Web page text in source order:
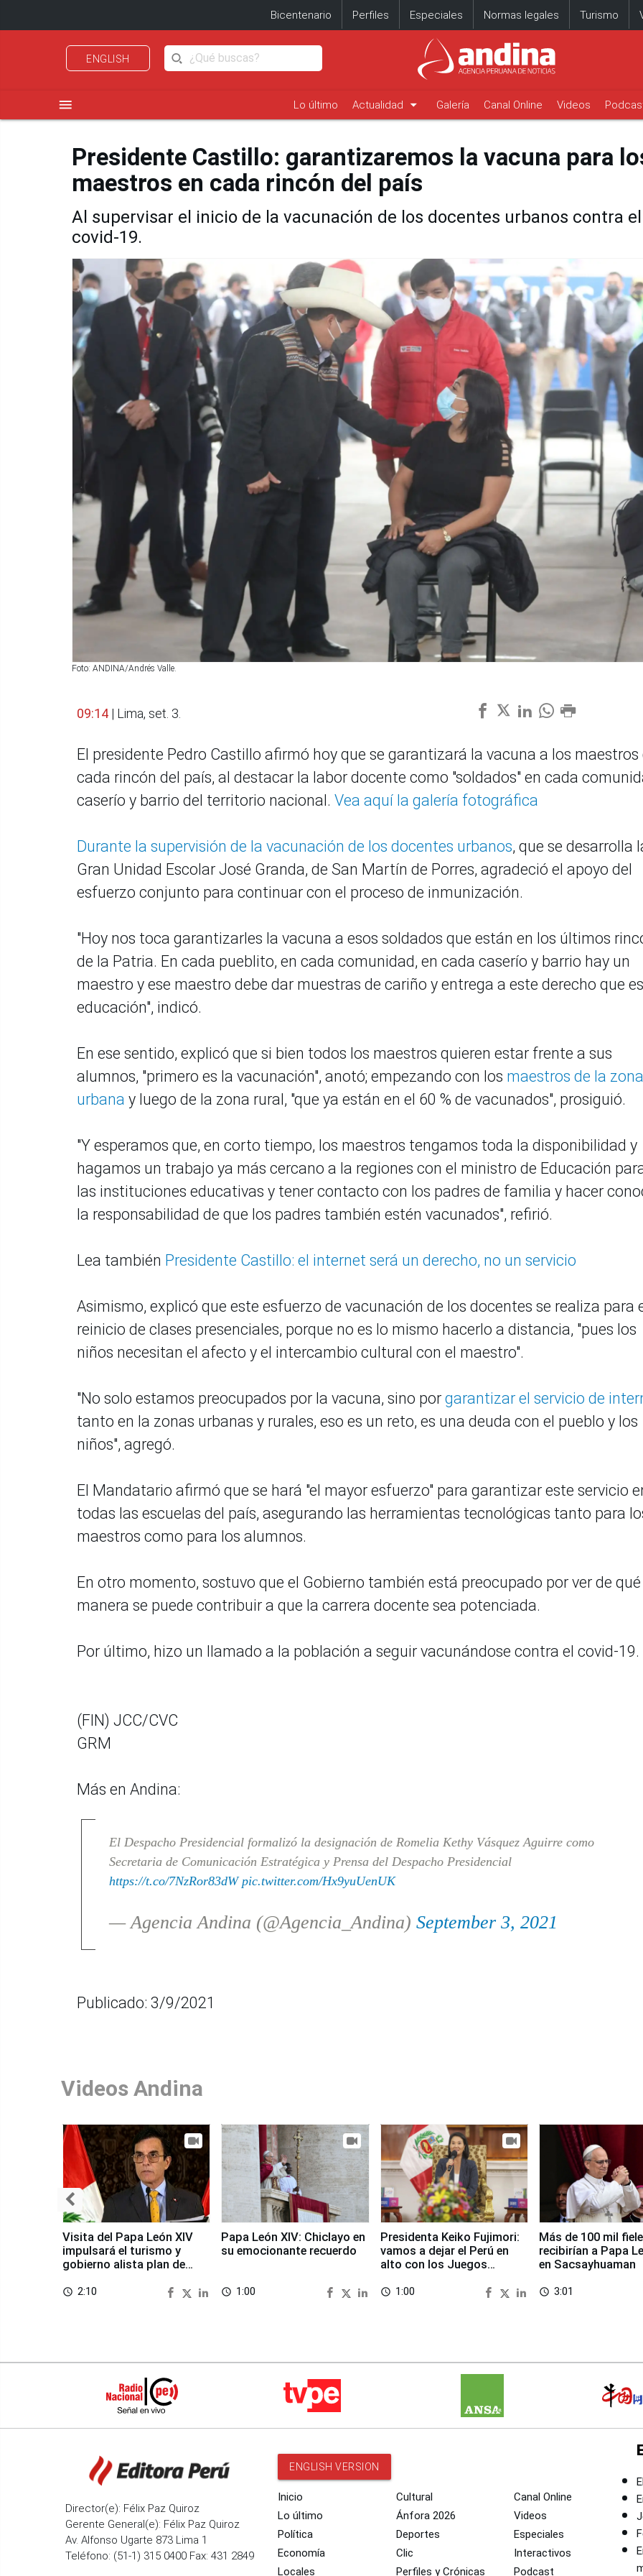
Bicentenario Perfiles Especiales Normas legales Turismo
ENGLISH
menu Lo último Actualidad arrow_drop_down Galería Canal Online Videos
Presidente Castillo: garantizaremos la vacuna para
maestros en cada rincón del país
Al supervisar el inicio de la vacunación de los docentes urbanos contra el
covid-19.
Foto: ANDINA/Andrés Valle.
09:14 | Lima, set. 3.
El presidente Pedro Castillo afirmó hoy que se garantizará la vacuna a los maestros
cada rincón del país, al destacar la labor docente como "soldados" en cada
caserío y barrio del territorio nacional. Vea aquí la galería fotográfica
Durante la supervisión de la vacunación de los docentes urbanos, que se desarrolla
Gran Unidad Escolar José Granda, de San Martín de Porres, agradeció el apoyo del
esfuerzo conjunto para continuar con el proceso de inmunización.
"Hoy nos toca garantizarles la vacuna a esos soldados que están en los últimos
de la Patria. En cada pueblito, en cada comunidad, en cada caserío y barrio hay un
maestro y ese maestro debe dar muestras de cariño y entrega a este derecho que
educación", indicó.
En ese sentido, explicó que si bien todos los maestros quieren estar frente a sus
alumnos, "primero es la vacunación", anotó; empezando con los maestros de la zona
urbana y luego de la zona rural, "que ya están en el 60 % de vacunados", prosiguió.
"Y esperamos que, en corto tiempo, los maestros tengamos toda la disponibilidad y
hagamos un trabajo ya más cercano a la regiones con el ministro de Educación
las instituciones educativas y tener contacto con los padres de familia y hacer
la responsabilidad de que los padres también estén vacunados", refirió.
Lea también Presidente Castillo: el internet será un derecho, no un servicio
Asimismo, explicó que este esfuerzo de vacunación de los docentes se realiza para
reinicio de clases presenciales, porque no es lo mismo hacerlo a distancia, "pues los
niños necesitan el afecto y el intercambio cultural con el maestro".
"No solo estamos preocupados por la vacuna, sino por garantizar el servicio de
tanto en la zonas urbanas y rurales, eso es un reto, es una deuda con el pueblo y los
niños", agregó.
El Mandatario afirmó que se hará "el mayor esfuerzo" para garantizar este servicio
todas las escuelas del país, asegurando las herramientas tecnológicas tanto para
maestros como para los alumnos.
En otro momento, sostuvo que el Gobierno también está preocupado por ver de qué
manera se puede contribuir a que la carrera docente sea potenciada.
Por último, hizo un llamado a la población a seguir vacunándose contra el covid-19.
(FIN) JCC/CVC
GRM
Más en Andina:
El Despacho Presidencial formalizó la designación de Romelia Kethy Vásquez Aguirre como
Secretaria de Comunicación Estratégica y Prensa del Despacho Presidencial
https://t.co/7NzRor83dW pic.twitter.com/Hx9yuUenUK
— Agencia Andina (@Agencia_Andina) September 3, 2021
Publicado: 3/9/2021
Videos Andina
Visita del Papa León XIV
impulsará el turismo y
gobierno alista plan de
access_time 2:10
Papa León XIV: Chiclayo en
su emocionante recuerdo
access_time 1:00
Presidenta Keiko Fujimori:
vamos a dejar el Perú en
alto con los Juegos
access_time 1:00
Más de 100 mil
recibirían a Papa
en Sacsayhuaman
access_time 3:01
Director(e): Félix Paz Quiroz
Gerente General(e): Félix Paz Quiroz
Av. Alfonso Ugarte 873 Lima 1
Teléfono: (51-1) 315 0400 Fax: 431 2849
ENGLISH VERSION
Inicio
Lo último
Política
Economía
Locales
Cultural
Ánfora 2026
Deportes
Clic
Perfiles y Crónicas
Canal Online
Videos
Especiales
Interactivos
Podcast